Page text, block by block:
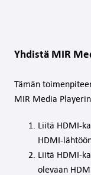
Yhdistä MIR
Tämän
MIR Media
Liitä HDMI-
HDMI-
Liitä HDMI-
olevaan